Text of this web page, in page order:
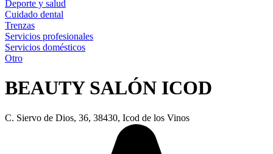
Deporte y salud
Cuidado dental
Trenzas
Servicios profesionales
Servicios domésticos
Otro
BEAUTY SALÓN ICOD
C. Siervo de Dios, 36, 38430, Icod de los Vinos